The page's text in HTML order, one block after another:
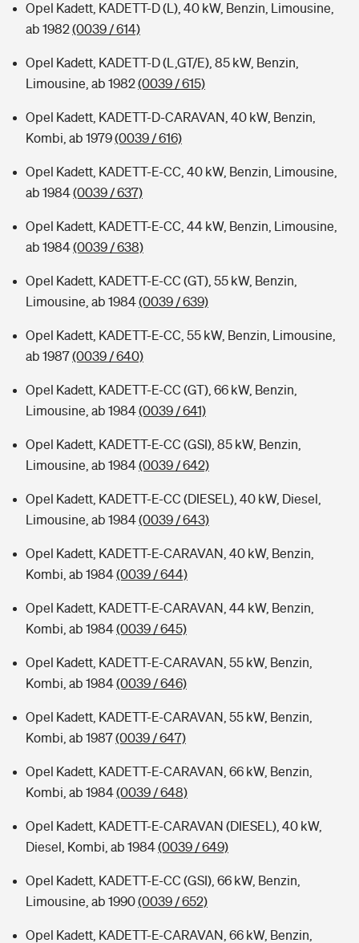
Opel Kadett, KADETT-D (L), 40 kW, Benzin, Limousine,
ab 1982(0039 / 614)
Opel Kadett, KADETT-D (L,GT/E), 85 kW, Benzin,
Limousine, ab 1982(0039 / 615)
Opel Kadett, KADETT-D-CARAVAN, 40 kW, Benzin,
Kombi, ab 1979(0039 / 616)
Opel Kadett, KADETT-E-CC, 40 kW, Benzin, Limousine,
ab 1984(0039 / 637)
Opel Kadett, KADETT-E-CC, 44 kW, Benzin, Limousine,
ab 1984(0039 / 638)
Opel Kadett, KADETT-E-CC (GT), 55 kW, Benzin,
Limousine, ab 1984(0039 / 639)
Opel Kadett, KADETT-E-CC, 55 kW, Benzin, Limousine,
ab 1987(0039 / 640)
Opel Kadett, KADETT-E-CC (GT), 66 kW, Benzin,
Limousine, ab 1984(0039 / 641)
Opel Kadett, KADETT-E-CC (GSI), 85 kW, Benzin,
Limousine, ab 1984(0039 / 642)
Opel Kadett, KADETT-E-CC (DIESEL), 40 kW, Diesel,
Limousine, ab 1984(0039 / 643)
Opel Kadett, KADETT-E-CARAVAN, 40 kW, Benzin,
Kombi, ab 1984(0039 / 644)
Opel Kadett, KADETT-E-CARAVAN, 44 kW, Benzin,
Kombi, ab 1984(0039 / 645)
Opel Kadett, KADETT-E-CARAVAN, 55 kW, Benzin,
Kombi, ab 1984(0039 / 646)
Opel Kadett, KADETT-E-CARAVAN, 55 kW, Benzin,
Kombi, ab 1987(0039 / 647)
Opel Kadett, KADETT-E-CARAVAN, 66 kW, Benzin,
Kombi, ab 1984(0039 / 648)
Opel Kadett, KADETT-E-CARAVAN (DIESEL), 40 kW,
Diesel, Kombi, ab 1984(0039 / 649)
Opel Kadett, KADETT-E-CC (GSI), 66 kW, Benzin,
Limousine, ab 1990(0039 / 652)
Opel Kadett, KADETT-E-CARAVAN, 66 kW, Benzin,